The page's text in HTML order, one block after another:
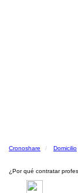
Cronoshare Domicilio
¿Por qué contratar